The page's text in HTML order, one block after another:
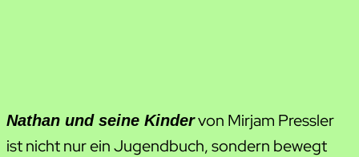
Nathan und seine Kindervon Mirjam Pressler
ist nicht nur ein Jugendbuch, sondern bewegt